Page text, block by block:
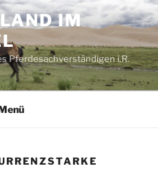
IM
Pferdesachverständigen i.R.